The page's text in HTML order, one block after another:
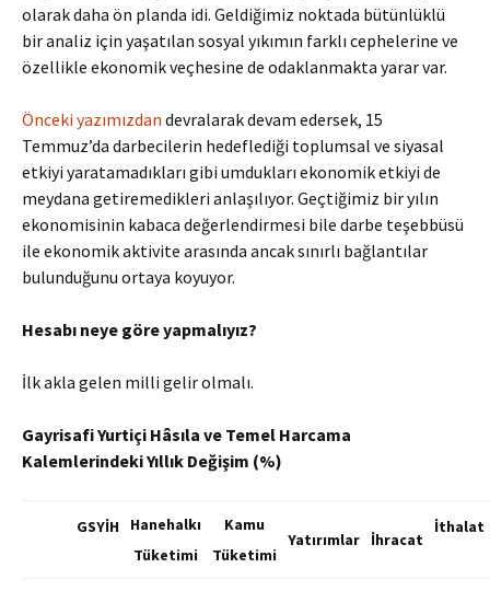
olarak daha ön planda idi. Geldiğimiz noktada bütünlüklü
bir analiz için yaşatılan sosyal yıkımın farklı cephelerine ve
özellikle ekonomik veçhesine de odaklanmakta yarar var.
Önceki yazımızdan devralarak devam edersek, 15
Temmuz’da darbecilerin hedeflediği toplumsal ve siyasal
etkiyi yaratamadıkları gibi umdukları ekonomik etkiyi de
meydana getiremedikleri anlaşılıyor. Geçtiğimiz bir yılın
ekonomisinin kabaca değerlendirmesi bile darbe teşebbüsü
ile ekonomik aktivite arasında ancak sınırlı bağlantılar
bulunduğunu ortaya koyuyor.
Hesabı neye göre yapmalıyız?
İlk akla gelen milli gelir olmalı.
Gayrisafi Yurtiçi Hâsıla ve Temel Harcama
Kalemlerindeki Yıllık Değişim (%)
GSYİH
Hanehalkı
Tüketimi
Kamu
Tüketimi
Yatırımlar İhracat
İthalat